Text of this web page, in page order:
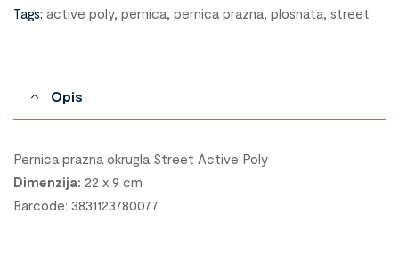
Tags: active poly, pernica, pernica prazna, plosnata, street
Opis
Pernica prazna okrugla Street Active Poly
Dimenzija: 22 x 9 cm
Barcode: 3831123780077